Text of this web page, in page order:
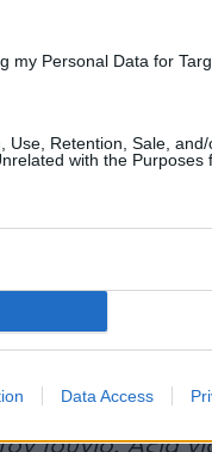
my Personal Data for
Use, Retention, Sale,
with the Purposes
Data Access
στους
αλλά και όταν
στρέμματα
Το
μέτρα. «Η
θα τρέξουν
Ιούνιο. Αξία